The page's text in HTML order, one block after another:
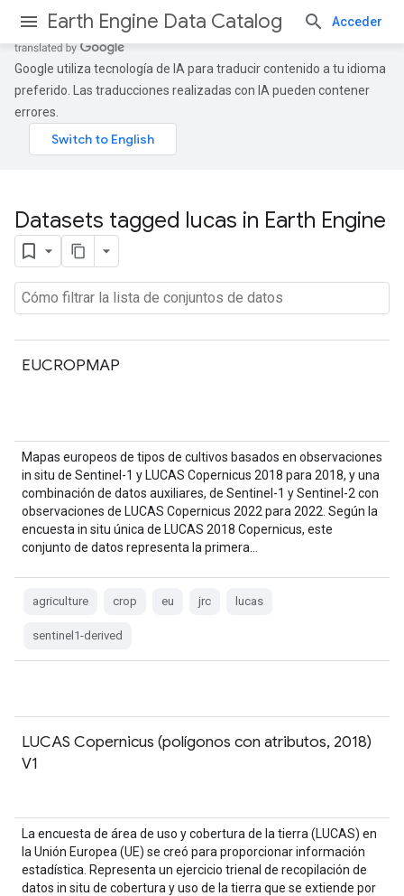
Earth Engine Data Catalog Acceder
Google utiliza tecnología de IA para traducir contenido a tu idioma
preferido. Las traducciones realizadas con IA pueden contener
errores.
Datasets tagged lucas in Earth Engine
EUCROPMAP
Mapas europeos de tipos de cultivos basados en observaciones
in situ de Sentinel-1 y LUCAS Copernicus 2018 para 2018, y una
combinación de datos auxiliares, de Sentinel-1 y Sentinel-2 con
observaciones de LUCAS Copernicus 2022 para 2022. Según la
encuesta in situ única de LUCAS 2018 Copernicus, este
conjunto de datos representa la primera…
agriculture crop eu jrc lucas
sentinel1-derived
LUCAS Copernicus (polígonos con atributos, 2018)
V1
La encuesta de área de uso y cobertura de la tierra (LUCAS) en
la Unión Europea (UE) se creó para proporcionar información
estadística. Representa un ejercicio trienal de recopilación de
datos in situ de cobertura y uso de la tierra que se extiende por